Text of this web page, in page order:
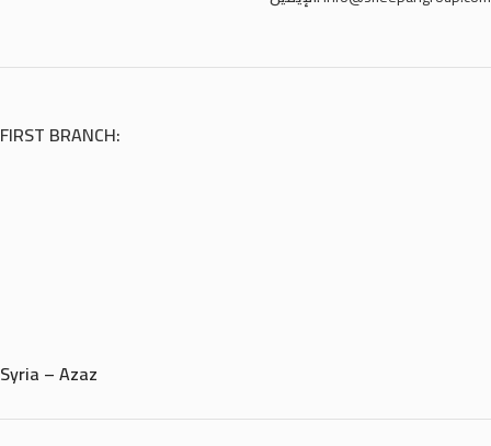
FIRST BRANCH:
Syria – Azaz